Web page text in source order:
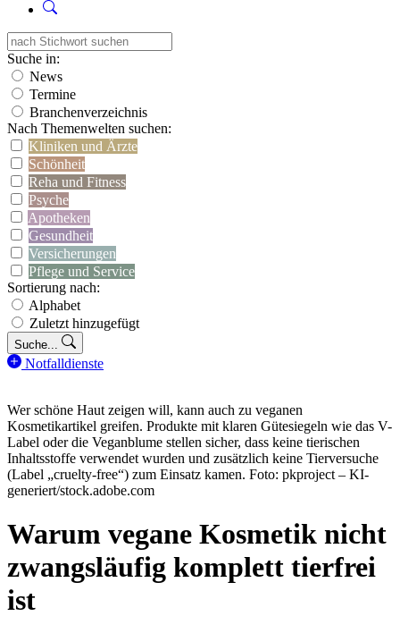
Suche in:
News
Termine
Branchenverzeichnis
Nach Themenwelten suchen:
Kliniken und Ärzte
Schönheit
Reha und Fitness
Psyche
Apotheken
Gesundheit
Versicherungen
Pflege und Service
Sortierung nach:
Alphabet
Zuletzt hinzugefügt
Suche...
Notfalldienste
Wer schöne Haut zeigen will, kann auch zu veganen
Kosmetikartikel greifen. Produkte mit klaren Gütesiegeln wie das V-
Label oder die Veganblume stellen sicher, dass keine tierischen
Inhaltsstoffe verwendet wurden und zusätzlich keine Tierversuche
(Label „cruelty-free“) zum Einsatz kamen. Foto: pkproject – KI-
generiert/stock.adobe.com
Warum vegane Kosmetik nicht
zwangsläufig komplett tierfrei
ist